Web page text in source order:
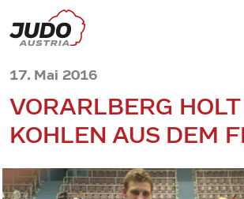
17. Mai 2016
VORARLBERG
KOHLEN AUS DEM